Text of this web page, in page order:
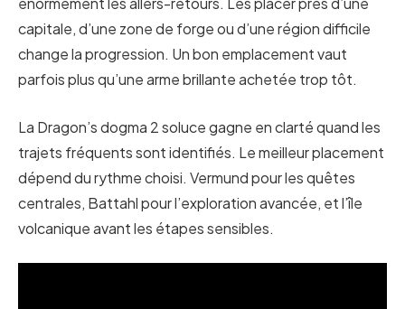
capitale, d’une zone de forge ou d’une région difficile
change la progression. Un bon emplacement vaut
parfois plus qu’une arme brillante achetée trop tôt.
La Dragon’s dogma 2 soluce gagne en clarté quand les
trajets fréquents sont identifiés. Le meilleur placement
dépend du rythme choisi. Vermund pour les quêtes
centrales, Battahl pour l’exploration avancée, et l’île
volcanique avant les étapes sensibles.